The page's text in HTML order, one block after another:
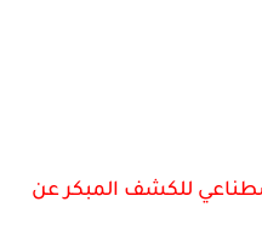
للكشف المبكر عن